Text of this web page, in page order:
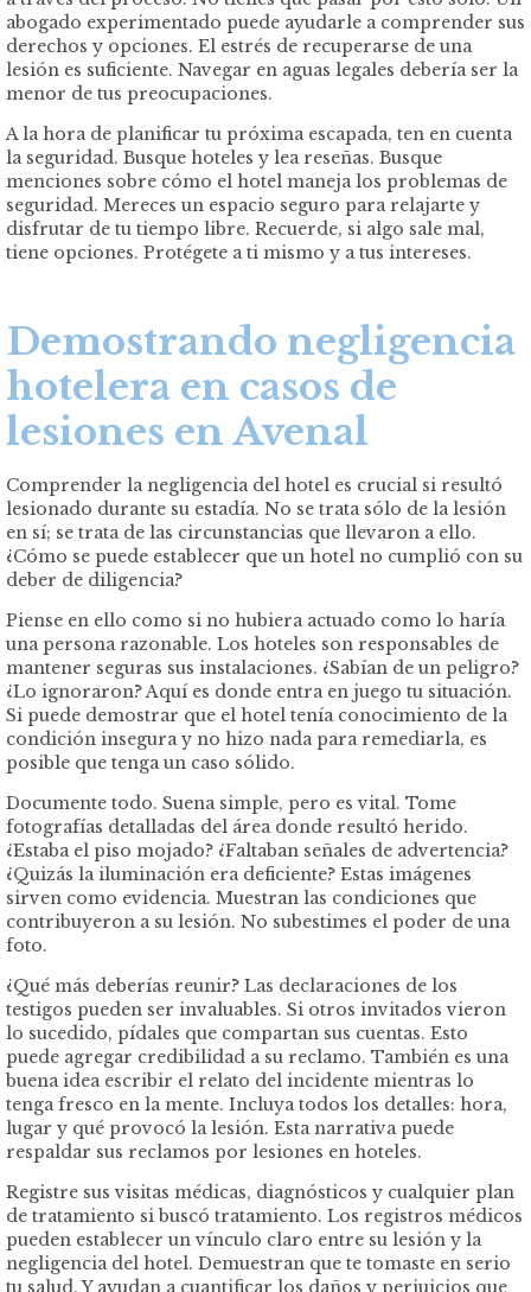
abogado experimentado puede ayudarle a comprender sus
derechos y opciones. El estrés de recuperarse de una
lesión es suficiente. Navegar en aguas legales debería ser la
menor de tus preocupaciones.
A la hora de planificar tu próxima escapada, ten en cuenta
la seguridad. Busque hoteles y lea reseñas. Busque
menciones sobre cómo el hotel maneja los problemas de
seguridad. Mereces un espacio seguro para relajarte y
disfrutar de tu tiempo libre. Recuerde, si algo sale mal,
tiene opciones. Protégete a ti mismo y a tus intereses.
Demostrando negligencia
hotelera en casos de
lesiones en Avenal
Comprender la negligencia del hotel es crucial si resultó
lesionado durante su estadía. No se trata sólo de la lesión
en sí; se trata de las circunstancias que llevaron a ello.
¿Cómo se puede establecer que un hotel no cumplió con su
deber de diligencia?
Piense en ello como si no hubiera actuado como lo haría
una persona razonable. Los hoteles son responsables de
mantener seguras sus instalaciones. ¿Sabían de un peligro?
¿Lo ignoraron? Aquí es donde entra en juego tu situación.
Si puede demostrar que el hotel tenía conocimiento de la
condición insegura y no hizo nada para remediarla, es
posible que tenga un caso sólido.
Documente todo. Suena simple, pero es vital. Tome
fotografías detalladas del área donde resultó herido.
¿Estaba el piso mojado? ¿Faltaban señales de advertencia?
¿Quizás la iluminación era deficiente? Estas imágenes
sirven como evidencia. Muestran las condiciones que
contribuyeron a su lesión. No subestimes el poder de una
foto.
¿Qué más deberías reunir? Las declaraciones de los
testigos pueden ser invaluables. Si otros invitados vieron
lo sucedido, pídales que compartan sus cuentas. Esto
puede agregar credibilidad a su reclamo. También es una
buena idea escribir el relato del incidente mientras lo
tenga fresco en la mente. Incluya todos los detalles: hora,
lugar y qué provocó la lesión. Esta narrativa puede
respaldar sus reclamos por lesiones en hoteles.
Registre sus visitas médicas, diagnósticos y cualquier plan
de tratamiento si buscó tratamiento. Los registros médicos
pueden establecer un vínculo claro entre su lesión y la
negligencia del hotel. Demuestran que te tomaste en serio
tu salud. Y ayudan a cuantificar los daños y perjuicios que